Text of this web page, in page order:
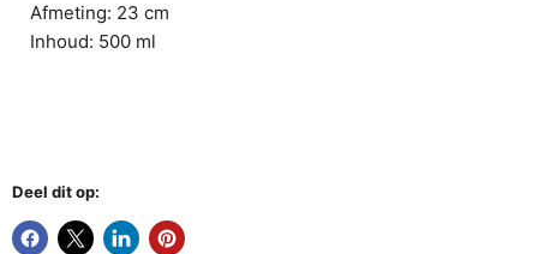
Afmeting: 23 cm
Inhoud: 500 ml
Deel dit op: